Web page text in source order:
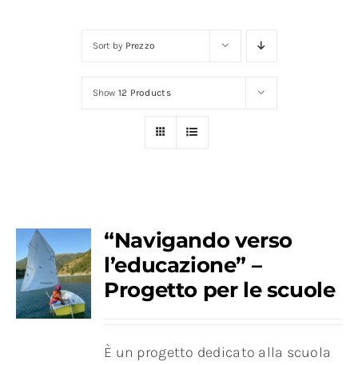
Sort by Prezzo
Show 12 Products
“Navigando verso
l’educazione” –
Progetto per le scuole
È un progetto dedicato alla scuola